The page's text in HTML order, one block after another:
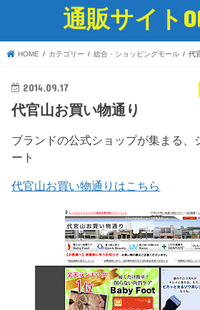
通販サイト
HOME カテゴリー 総合・ショッピングモール 代
2014.09.17
代官山お買い物通り
ブランドの公式ショップが集まる、
ート
代官山お買い物通りはこちら